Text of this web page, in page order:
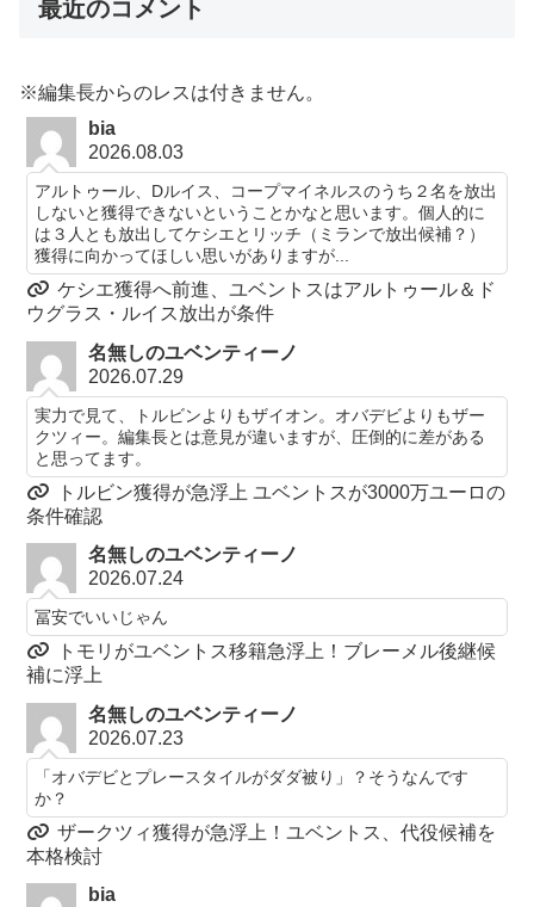
最近のコメント
※編集長からのレスは付きません。
bia
2026.08.03
アルトゥール、Dルイス、コープマイネルスのうち２名を放出
しないと獲得できないということかなと思います。個人的に
は３人とも放出してケシエとリッチ（ミランで放出候補？）
獲得に向かってほしい思いがありますが...
ケシエ獲得へ前進、ユベントスはアルトゥール＆ド
ウグラス・ルイス放出が条件
名無しのユベンティーノ
2026.07.29
実力で見て、トルビンよりもザイオン。オバデビよりもザー
クツィー。編集長とは意見が違いますが、圧倒的に差がある
と思ってます。
トルビン獲得が急浮上 ユベントスが3000万ユーロの
条件確認
名無しのユベンティーノ
2026.07.24
冨安でいいじゃん
トモリがユベントス移籍急浮上！ブレーメル後継候
補に浮上
名無しのユベンティーノ
2026.07.23
「オバデビとプレースタイルがダダ被り」？そうなんです
か？
ザークツィ獲得が急浮上！ユベントス、代役候補を
本格検討
bia